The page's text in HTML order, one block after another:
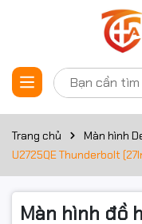
Trang chủ Màn hình
U2725QE Thunderbolt
Màn hình đồ
Thông số
Màn hình
Nhu cầu Màn hình
màn hình
Độ phân
4K (3840 x
Đặt trước